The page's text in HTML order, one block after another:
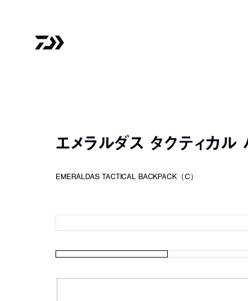
エメラルダス タクティカル
EMERALDAS TACTICAL BACKPACK（C）